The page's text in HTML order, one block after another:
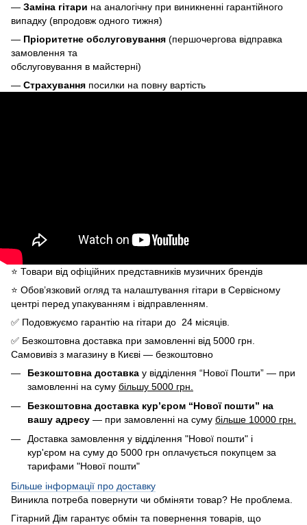
— Заміна гітари на аналогічну при виникненні гарантійного
випадку (впродовж одного тижня)
— Пріоритетне обслуговування (першочергова відправка
замовлення та
обслуговування в майстерні)
— Страхування посилки на повну вартість
⭐️ Товари від офіційних представників музичних брендів
⭐️ Обов’язковий огляд та налаштування гітари в Сервісному
центрі перед упакуванням і відправленням.
✅ Подовжуємо гарантію на гітари до 24 місяців.
✅ Безкоштовна доставка при замовленні від 5000 грн.
Самовивіз з магазину в Києві — безкоштовно
Безкоштовна доставка у відділення “Нової Пошти” — при
замовленні на суму більшу 5000 грн.
Безкоштовна доставка кур’єром “Нової пошти” на
вашу адресу — при замовленні на суму більше 10000 грн.
Доставка замовлення у відділення "Нової пошти" і
кур'єром на суму до 5000 грн оплачується покупцем за
тарифами "Нової пошти"
Більше інформації про доставку
Виникла потреба повернути чи обміняти товар? Не проблема.
Гітарний Дім гарантує обмін та повернення товарів, що